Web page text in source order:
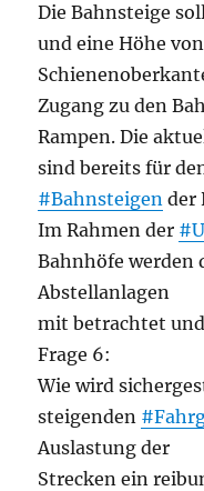
Die Bahnsteige
und eine Höhe
Zugang zu den
Rampen. Die
sind bereits für
#Bahnsteigen der
Im Rahmen der
Bahnhöfe werden
Abstellanlagen
mit betrachtet
Frage 6:
Wie wird
steigenden
Auslastung der
Strecken ein